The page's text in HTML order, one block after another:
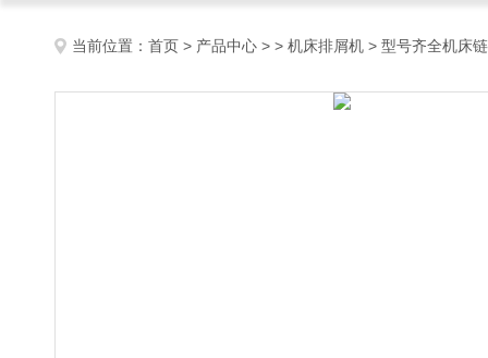
当前位置： 首页 > 产品中心 > > 机床排屑机 > 型号齐全机床